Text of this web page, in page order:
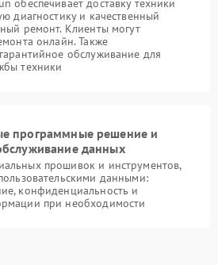
обеспечивает доставку техники
диагностику и качественный
ремонт. Клиенты могут
онлайн. Также
обслуживание для
техники
программные решение и
данных
прошивок и инструментов,
данными:
конфиденциальность и
при необходимости